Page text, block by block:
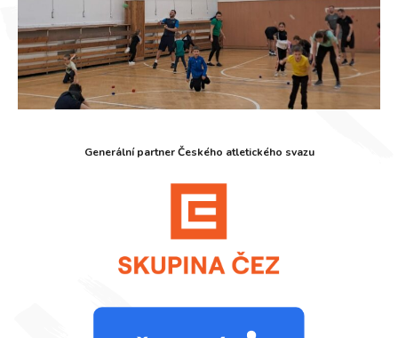
Generální partner Českého atletického svazu